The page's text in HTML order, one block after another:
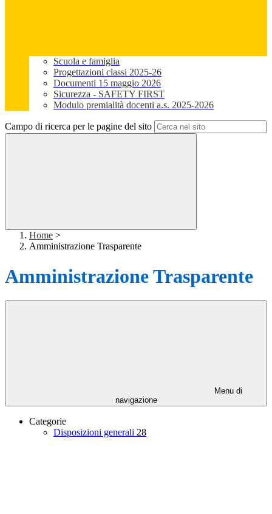
Scuola e famiglia
Progettazioni classi 2025-26
Documenti 15 maggio 2026
Sicurezza - SAFETY FIRST
Modulo premialità docenti a.s. 2025-2026
Campo di ricerca per le pagine del sito
Home >
Amministrazione Trasparente
Amministrazione Trasparente
Menu di
navigazione
Categorie
Disposizioni generali 28